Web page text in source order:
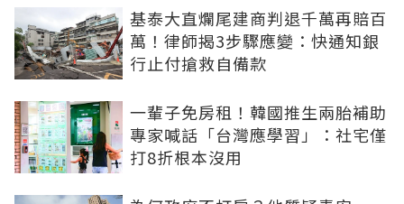
基泰大直爛尾建商判退千萬再賠百
萬！律師揭3步驟應變：快通知銀
行止付搶救自備款
一輩子免房租！韓國推生兩胎補助
專家喊話「台灣應學習」：社宅僅
打8折根本沒用